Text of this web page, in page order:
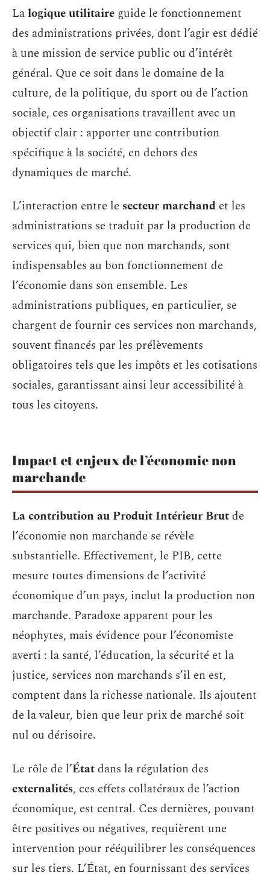
Lalogique utilitaire guide le fonctionnement
des administrations privées, dont l’agir est dédié
à une mission de service public ou d’intérêt
général. Que ce soit dans le domaine de la
culture, de la politique, du sport ou de l’action
sociale, ces organisations travaillent avec un
objectif clair : apporter une contribution
spécifique à la société, en dehors des
dynamiques de marché.
L’interaction entre le secteur marchand et les
administrations se traduit par la production de
services qui, bien que non marchands, sont
indispensables au bon fonctionnement de
l’économie dans son ensemble. Les
administrations publiques, en particulier, se
chargent de fournir ces services non marchands,
souvent financés par les prélèvements
obligatoires tels que les impôts et les cotisations
sociales, garantissant ainsi leur accessibilité à
tous les citoyens.
Impact et enjeux de l’économie non
marchande
La contribution au Produit Intérieur Brutde
l’économie non marchande se révèle
substantielle. Effectivement, le PIB, cette
mesure toutes dimensions de l’activité
économique d’un pays, inclut la production non
marchande. Paradoxe apparent pour les
néophytes, mais évidence pour l’économiste
averti : la santé, l’éducation, la sécurité et la
justice, services non marchands s’il en est,
comptent dans la richesse nationale. Ils ajoutent
de la valeur, bien que leur prix de marché soit
nul ou dérisoire.
Le rôle de l’Étatdans la régulation des
externalités, ces effets collatéraux de l’action
économique, est central. Ces dernières, pouvant
être positives ou négatives, requièrent une
intervention pour rééquilibrer les conséquences
sur les tiers. L’État, en fournissant des services